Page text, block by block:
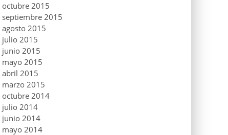
octubre 2015
septiembre 2015
agosto 2015
julio 2015
junio 2015
mayo 2015
abril 2015
marzo 2015
octubre 2014
julio 2014
junio 2014
mayo 2014